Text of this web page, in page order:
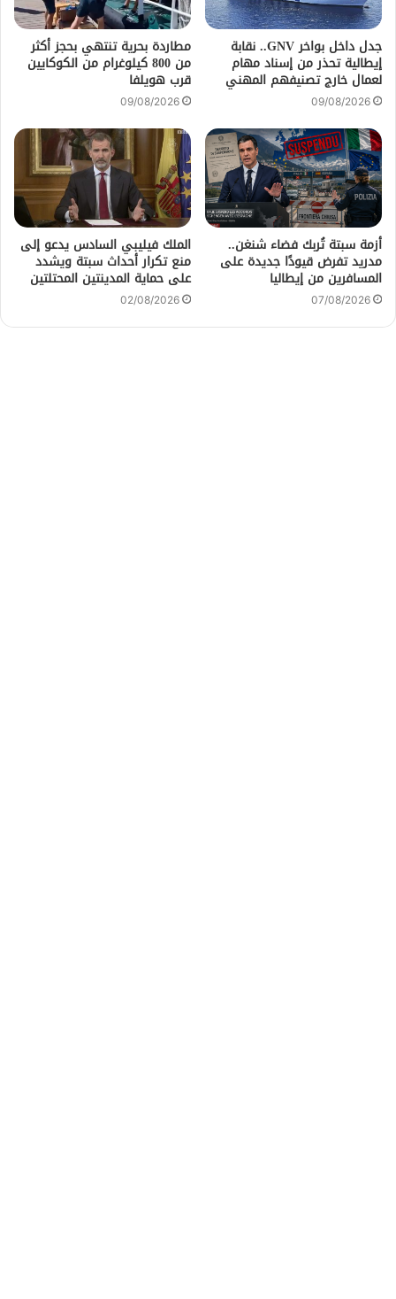
جدل داخل بواخر GNV.. نقابة
إيطالية تحذر من إسناد مهام
لعمال خارج تصنيفهم المهني
09/08/2026
مطاردة بحرية تنتهي بحجز أكثر
من 800 كيلوغرام من الكوكايين
قرب هويلفا
09/08/2026
أزمة سبتة تُربك فضاء شنغن..
مدريد تفرض قيودًا جديدة على
المسافرين من إيطاليا
07/08/2026
الملك فيليبي السادس يدعو إلى
منع تكرار أحداث سبتة ويشدد
على حماية المدينتين المحتلتين
02/08/2026